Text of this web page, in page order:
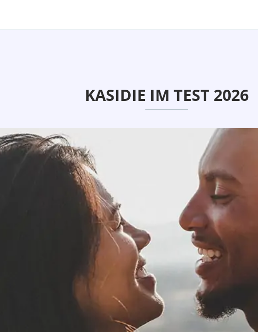
KASIDIE IM TEST 2026